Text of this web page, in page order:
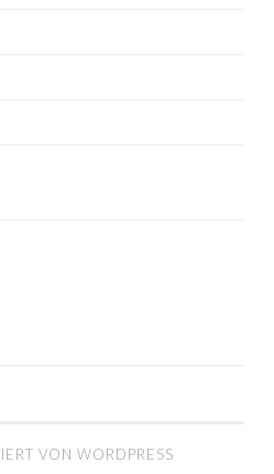
VON WORDPRESS